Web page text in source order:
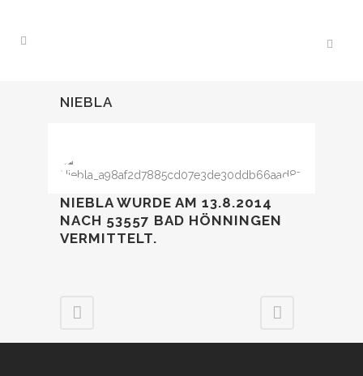
NIEBLA
NIEBLA WURDE AM 13.8.2014
NACH 53557 BAD HÖNNINGEN
VERMITTELT.